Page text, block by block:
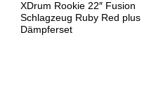
XDrum Rookie 22″ Fusion
Schlagzeug Ruby Red plus
Dämpferset